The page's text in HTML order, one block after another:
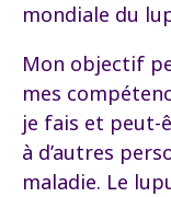
mondiale du
Mon objectif
mes
je fais et peut-
à d’autres
maladie. Le